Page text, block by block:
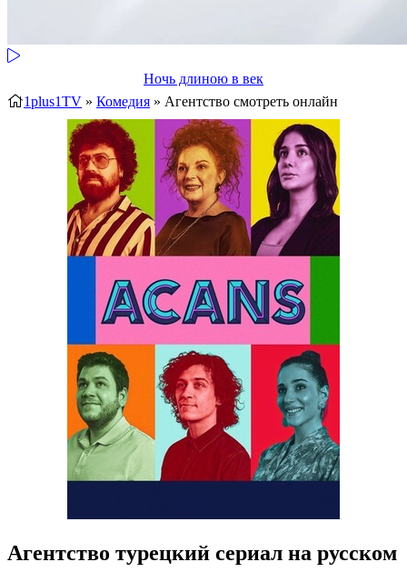
Ночь длиною в век
1plus1TV » Комедия » Агентство смотреть онлайн
Агентство турецкий сериал на русском